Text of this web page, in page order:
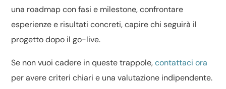
una roadmap con fasi e milestone, confrontare
esperienze e risultati concreti, capire chi seguirà il
progetto dopo il go-live.
Se non vuoi cadere in queste trappole,contattaci ora
per avere criteri chiari e una valutazione indipendente.